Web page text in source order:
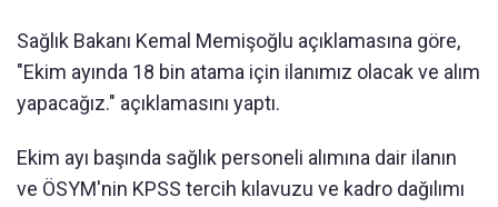
Sağlık Bakanı Kemal Memişoğlu açıklamasına göre,
"Ekim ayında 18 bin atama için ilanımız olacak ve alım
yapacağız." açıklamasını yaptı.
Ekim ayı başında sağlık personeli alımına dair ilanın
ve ÖSYM'nin KPSS tercih kılavuzu ve kadro dağılımı